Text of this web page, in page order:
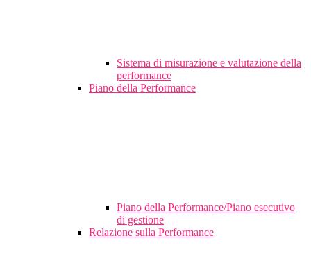
Sistema di misurazione e valutazione della
performance
Piano della Performance
Piano della Performance/Piano esecutivo
di gestione
Relazione sulla Performance